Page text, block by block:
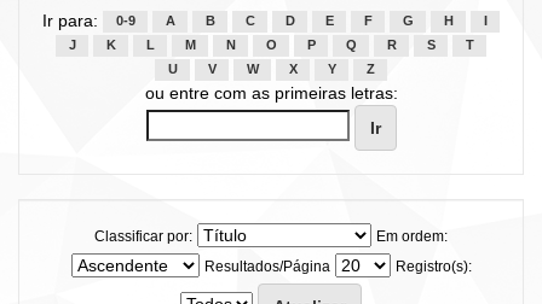
Ir para: 0-9 A B C D E F G H
J
K L M N O P Q R S
T
U
V W X Y Z
ou entre com as primeiras letras:
Classificar por:
Em ordem:
Resultados/Página
Registro(s):